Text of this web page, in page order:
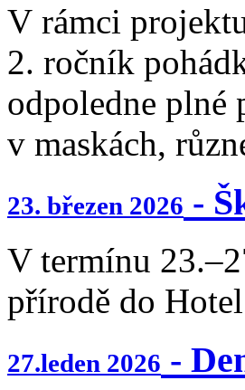
V rámci
2. ročník
odpoledne plné
v maskách,
23. březen 2026 -
V termínu
přírodě do
27.leden 2026 -